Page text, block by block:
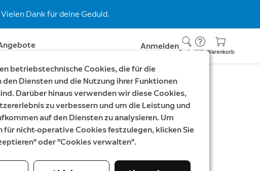
Dank für deine Geduld.
Anmelden
Suche Hilfe Warenkorb
€69
Set - L
€War
399,94 €
betriebstechnische Cookies, die für die
den Diensten und die Nutzung ihrer Funktionen
Darüber hinaus verwenden wir diese Cookies,
zu verbessern und um die Leistung und
auf den Diensten zu analysieren. Um
für nicht-operative Cookies festzulegen, klicken Sie
oder "Cookies verwalten".